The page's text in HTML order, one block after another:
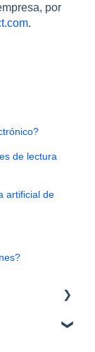
por
.
de lectura
artificial de